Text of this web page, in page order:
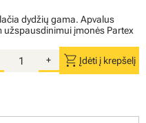
dydžių gama. Apvalus
įmonės Partex
+ shopping_cart Įdėti į krepšelį